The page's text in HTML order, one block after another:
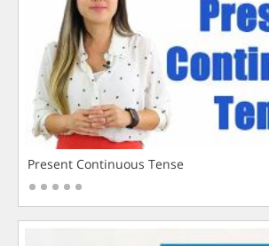
Present Continuous Tense